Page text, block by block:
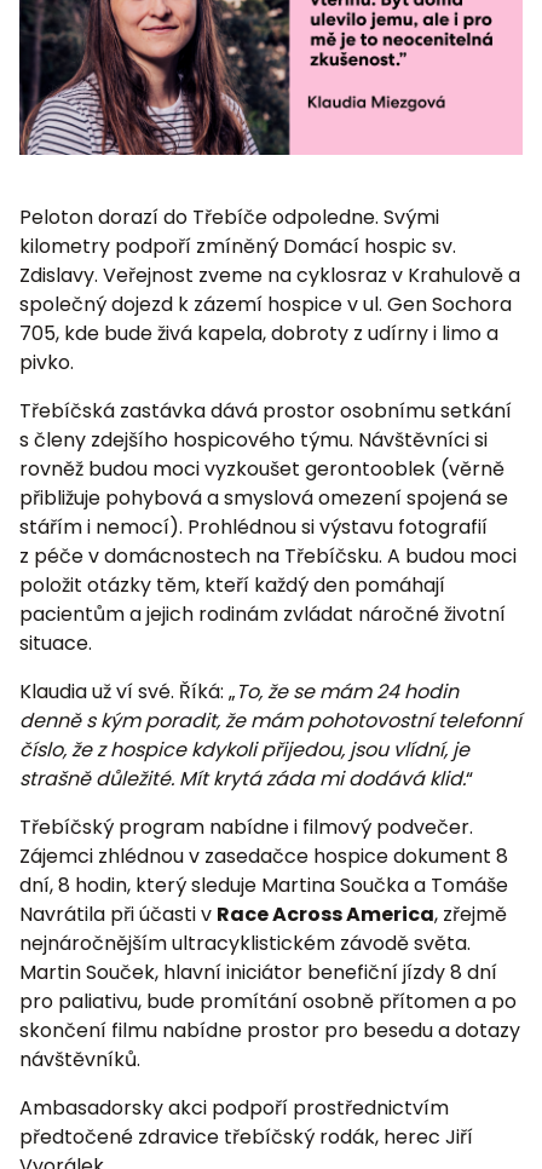
Peloton dorazí do Třebíče odpoledne. Svými
kilometry podpoří zmíněný Domácí hospic sv.
Zdislavy. Veřejnost zveme na cyklosraz v Krahulově a
společný dojezd k zázemí hospice v ul. Gen Sochora
705, kde bude živá kapela, dobroty z udírny i limo a
pivko.
Třebíčská zastávka dává prostor osobnímu setkání
s členy zdejšího hospicového týmu. Návštěvníci si
rovněž budou moci vyzkoušet gerontooblek (věrně
přibližuje pohybová a smyslová omezení spojená se
stářím i nemocí). Prohlédnou si výstavu fotografií
z péče v domácnostech na Třebíčsku. A budou moci
položit otázky těm, kteří každý den pomáhají
pacientům a jejich rodinám zvládat náročné životní
situace.
Klaudia už ví své. Říká: „To, že se mám 24 hodin
denně s kým poradit, že mám pohotovostní telefonní
číslo, že z hospice kdykoli přijedou, jsou vlídní, je
strašně důležité. Mít krytá záda mi dodává klid.“
Třebíčský program nabídne i filmový podvečer.
Zájemci zhlédnou v zasedačce hospice dokument 8
dní, 8 hodin, který sleduje Martina Součka a Tomáše
Navrátila při účasti v Race Across America, zřejmě
nejnáročnějším ultracyklistickém závodě světa.
Martin Souček, hlavní iniciátor benefiční jízdy 8 dní
pro paliativu, bude promítání osobně přítomen a po
skončení filmu nabídne prostor pro besedu a dotazy
návštěvníků.
Ambasadorsky akci podpoří prostřednictvím
předtočené zdravice třebíčský rodák, herec Jiří